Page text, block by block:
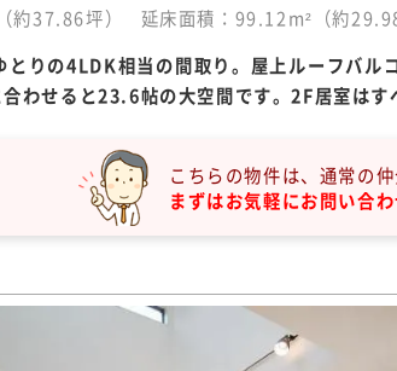
約37.86坪） 延床面積：99.12m²（約29.98
りの4LDK相当の間取り。屋上ルーフバル
わせると23.6帖の大空間です。2F居室は
こちらの物件は、通常の
まずはお気軽にお問い合わ